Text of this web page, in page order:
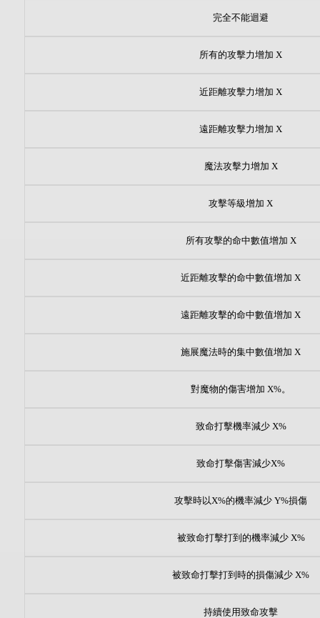
完全不能迴避
所有的攻擊力增加 X
近距離攻擊力增加 X
遠距離攻擊力增加 X
魔法攻擊力增加 X
攻擊等級增加 X
所有攻擊的命中數值增加 X
近距離攻擊的命中數值增加 X
遠距離攻擊的命中數值增加 X
施展魔法時的集中數值增加 X
對魔物的傷害增加 X%。
致命打擊機率減少 X%
致命打擊傷害減少X%
攻擊時以X%的機率減少 Y%損傷
被致命打擊打到的機率減少 X%
被致命打擊打到時的損傷減少 X%
持續使用致命攻擊